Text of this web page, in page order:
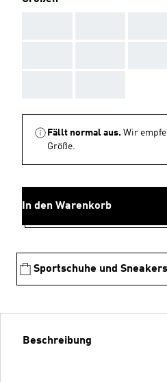
Fällt normal aus. Wir
Größe.
In den Warenkorb
Sportschuhe und
Beschreibung